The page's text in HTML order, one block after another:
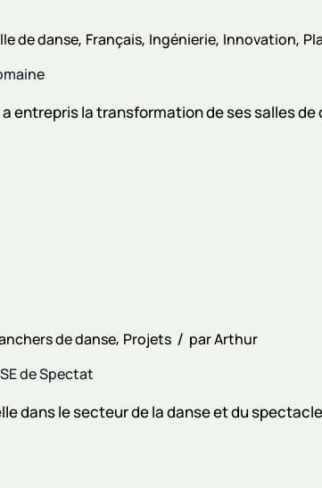
de danse Français Ingénierie Innovation
entrepris la transformation de ses salles
de danse Projets parArthur
de Spectat
dans le secteur de la danse et du